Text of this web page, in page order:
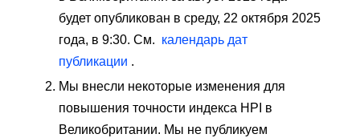
будет опубликован в среду, 22 октября 2025
года, в 9:30. См. календарь дат
публикации .
Мы внесли некоторые изменения для
повышения точности индекса HPI в
Великобритании. Мы не публикуем